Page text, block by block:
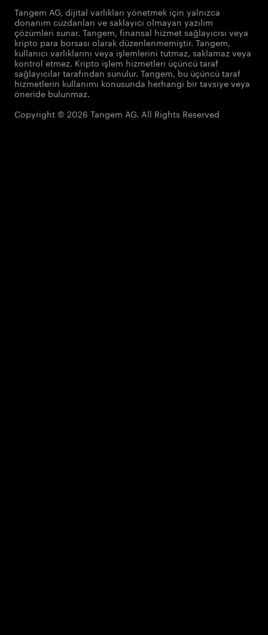
Tangem AG, dijital varlıkları yönetmek için yalnızca
donanım cüzdanları ve saklayıcı olmayan yazılım
çözümleri sunar. Tangem, finansal hizmet sağlayıcısı veya
kripto para borsası olarak düzenlenmemiştir. Tangem,
kullanıcı varlıklarını veya işlemlerini tutmaz, saklamaz veya
kontrol etmez. Kripto işlem hizmetleri üçüncü taraf
sağlayıcılar tarafından sunulur. Tangem, bu üçüncü taraf
hizmetlerin kullanımı konusunda herhangi bir tavsiye veya
öneride bulunmaz.